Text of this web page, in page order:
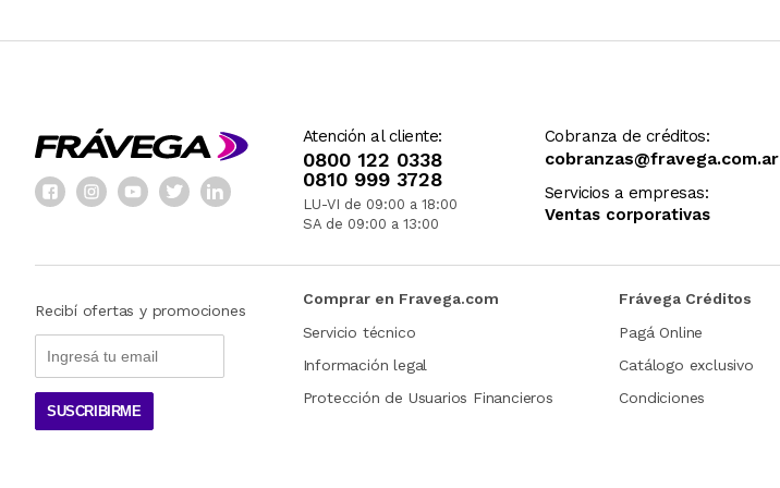
Atención al cliente:
0800 122 0338
0810 999 3728
LU-VI de 09:00 a 18:00
SA de 09:00 a 13:00
Cobranza de créditos:
cobranzas@fravega.com.ar
Servicios a empresas:
Ventas corporativas
Recibí ofertas y promociones
SUSCRIBIRME
Comprar en Fravega.com
Servicio técnico
Información legal
Protección de Usuarios Financieros
Frávega Créditos
Pagá Online
Catálogo exclusivo
Condiciones